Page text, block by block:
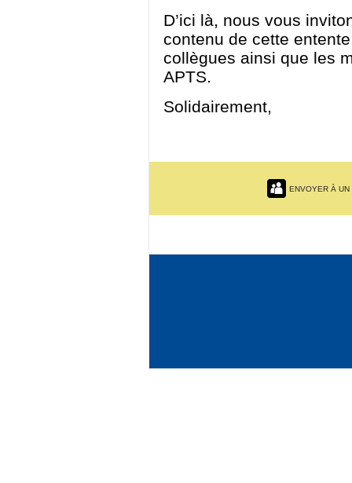
D’ici là, nous vous
contenu de cette
collègues ainsi que les
APTS.
Solidairement,
ENVOYER À UN